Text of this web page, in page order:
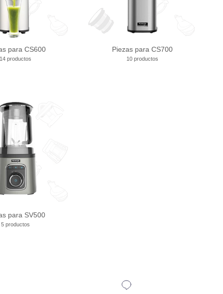
para CS600
productos
Piezas para CS700
10 productos
para SV500
5 productos